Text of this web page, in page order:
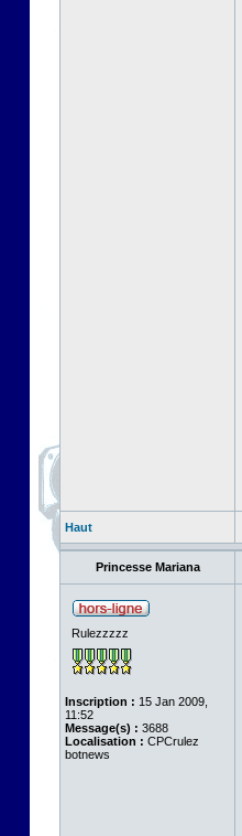
Haut
Princesse Mariana
Rulezzzzz
Inscription : 15 Jan 2009,
11:52
Message(s) : 3688
Localisation : CPCrulez
botnews